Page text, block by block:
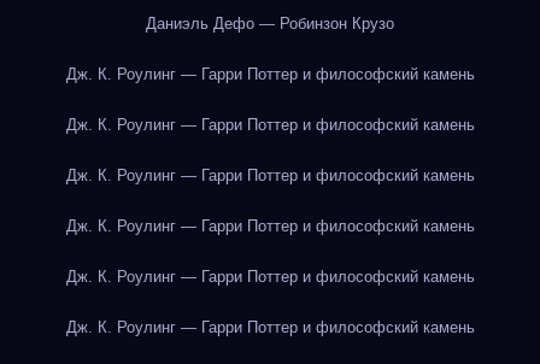
Даниэль Дефо — Робинзон Крузо
Дж. К. Роулинг — Гарри Поттер и философский камень
Дж. К. Роулинг — Гарри Поттер и философский камень
Дж. К. Роулинг — Гарри Поттер и философский камень
Дж. К. Роулинг — Гарри Поттер и философский камень
Дж. К. Роулинг — Гарри Поттер и философский камень
Дж. К. Роулинг — Гарри Поттер и философский камень